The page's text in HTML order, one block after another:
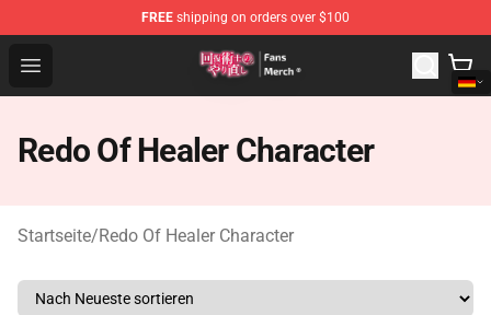
FREE shipping on orders over $100
Open menu
Redo Of Healer Store - Official Redo Of Healer
Redo Of Healer Character
Startseite/Redo Of Healer Character